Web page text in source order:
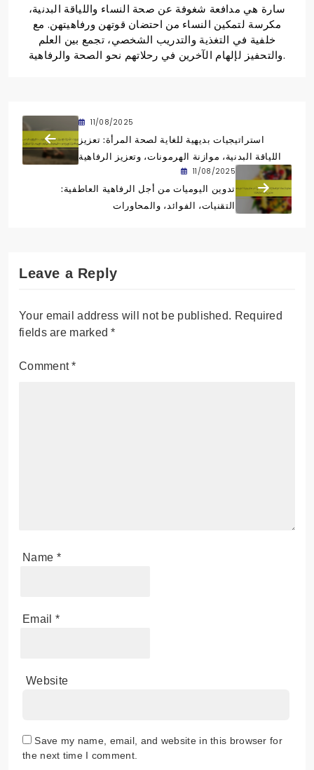
سارة هي مدافعة شغوفة عن صحة النساء واللياقة البدنية،
مكرسة لتمكين النساء من احتضان قوتهن ورفاهيتهن. مع
خلفية في التغذية والتدريب الشخصي، تجمع بين العلم
والتحفيز لإلهام الآخرين في رحلاتهم نحو الصحة والرفاهية.
11/08/2025
استراتيجيات بديهية للغاية لصحة المرأة: تعزيز
اللياقة البدنية، موازنة الهرمونات، وتعزيز الرفاهية
11/08/2025
تدوين اليوميات من أجل الرفاهية العاطفية:
التقنيات، الفوائد، والمحاورات
Leave a Reply
Your email address will not be published. Required
fields are marked*
Comment*
Name *
Email *
Website
Save my name, email, and website in this browser for
the next time I comment.